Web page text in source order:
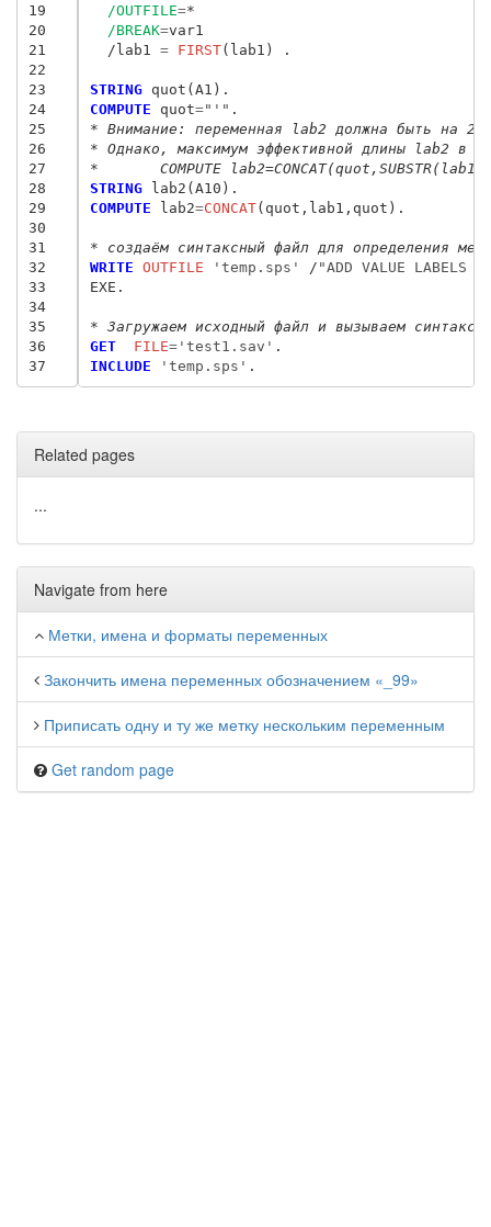
19
20
21
22
23
24
25
26
27
28
29
30
31
32
33
34
35
36
37
/OUTFILE=*
/BREAK=var1
  /lab1
= FIRST(lab1) .
STRING
COMPUTE quot="'"
* Внимание: переменная lab2 должна быть на 2
* Однако, максимум эффективной длины lab2 в
*	COMPUTE
STRING
COMPUTE lab2=CONCAT(quot,lab1,quot).
* создаём синтаксный файл для определения
WRITE OUTFILE 'temp.sps' / "ADD VALUE LABELS
EXE.
* Загружаем исходный файл и вызываем
GET
  FILE
='test1.sav'
INCLUDE 'temp.sps'
Related pages
...
Navigate from here
Метки, имена и форматы переменных
Закончить имена переменных обозначением «_99»
Приписать одну и ту же метку нескольким переменным
Get random page